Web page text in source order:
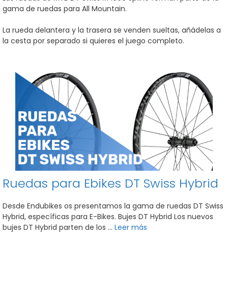
gama de ruedas para All Mountain.
La rueda delantera y la trasera se venden sueltas, añádelas a
la cesta por separado si quieres el juego completo.
Ruedas para Ebikes DT Swiss Hybrid
Desde Endubikes os presentamos la gama de ruedas DT Swiss
Hybrid, específicas para E-Bikes. Bujes DT Hybrid Los nuevos
bujes DT Hybrid parten de los … Leer más